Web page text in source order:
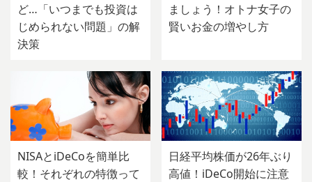
ど…「いつまでも投資は
じめられない問題」の解
決策
ましょう！オトナ女子の
賢いお金の増やし方
NISAとiDeCoを簡単比
較！それぞれの特徴って
日経平均株価が26年ぶり
高値！iDeCo開始に注意